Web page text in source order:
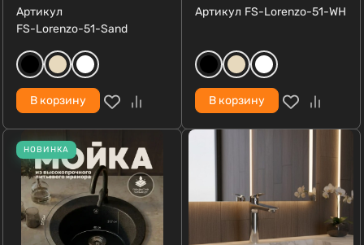
Артикул
FS-Lorenzo-51-Sand
В корзину
Артикул FS-Lorenzo-51-WH
В корзину
НОВИНКА